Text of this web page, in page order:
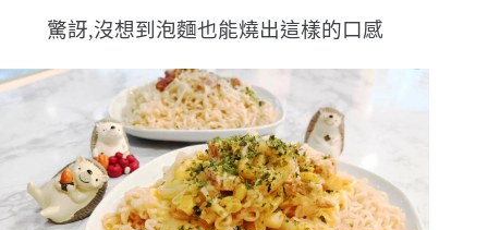
驚訝,沒想到泡麵也能燒出這樣的口感